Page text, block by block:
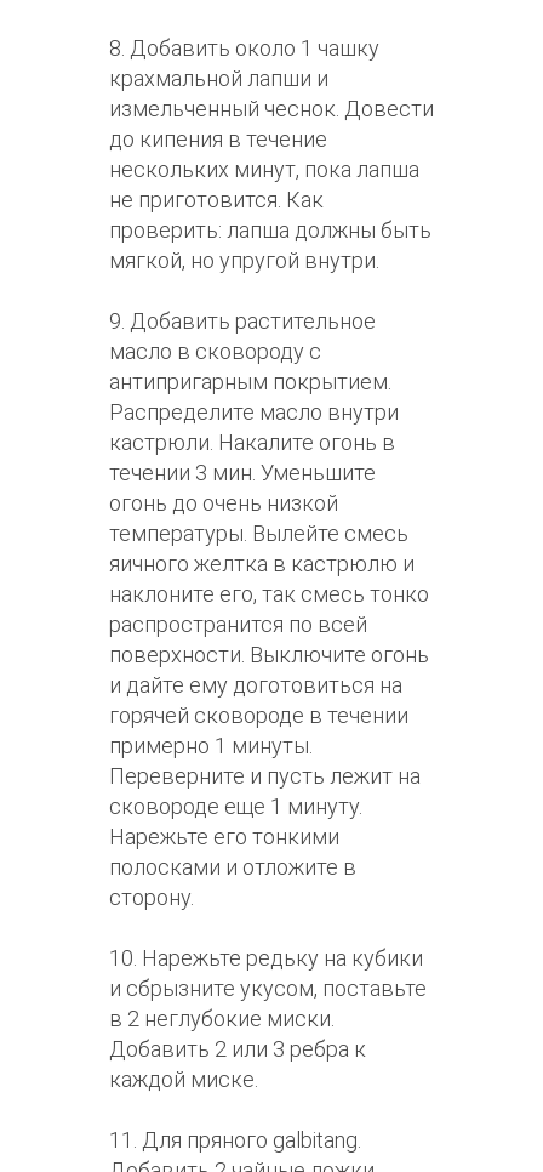
8. Добавить около 1 чашку
крахмальной лапши и
измельченный чеснок. Довести
до кипения в течение
нескольких минут, пока лапша
не приготовится. Как
проверить: лапша должны быть
мягкой, но упругой внутри.
9. Добавить растительное
масло в сковороду с
антипригарным покрытием.
Распределите масло внутри
кастрюли. Накалите огонь в
течении 3 мин. Уменьшите
огонь до очень низкой
температуры. Вылейте смесь
яичного желтка в кастрюлю и
наклоните его, так смесь тонко
распространится по всей
поверхности. Выключите огонь
и дайте ему доготовиться на
горячей сковороде в течении
примерно 1 минуты.
Переверните и пусть лежит на
сковороде еще 1 минуту.
Нарежьте его тонкими
полосками и отложите в
сторону.
10. Нарежьте редьку на кубики
и сбрызните укусом, поставьте
в 2 неглубокие миски.
Добавить 2 или 3 ребра к
каждой миске.
11. Для пряного galbitang.